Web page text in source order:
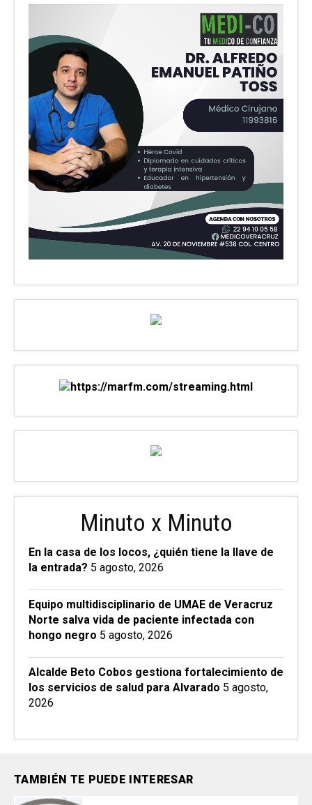
Minuto x Minuto
En la casa de los locos, ¿quién tiene la llave de
la entrada? 5 agosto, 2026
Equipo multidisciplinario de UMAE de Veracruz
Norte salva vida de paciente infectada con
hongo negro 5 agosto, 2026
Alcalde Beto Cobos gestiona fortalecimiento de
los servicios de salud para Alvarado 5 agosto,
2026
TAMBIÉN TE PUEDE INTERESAR